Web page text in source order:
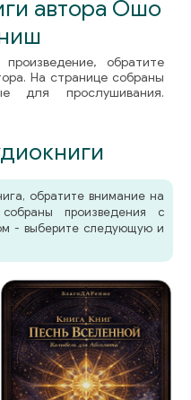
автора Ошо
обратите
На странице собраны
для прослушивания.
обратите внимание на
произведения с
- выберите следующую и